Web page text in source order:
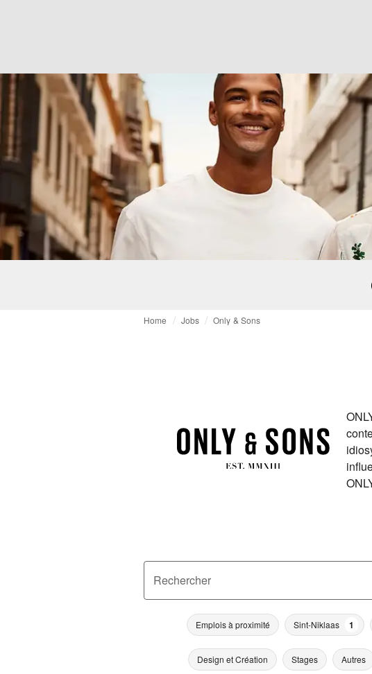
Home Jobs Only & Sons
Rechercher
Emplois à proximité Sint-Niklaas 1
Design et Création Stages Autres